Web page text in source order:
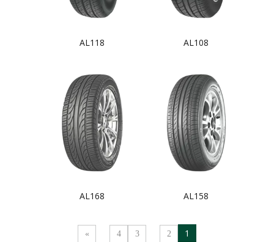
AL108
AL118
AL158
AL168
1
2
3
4
»